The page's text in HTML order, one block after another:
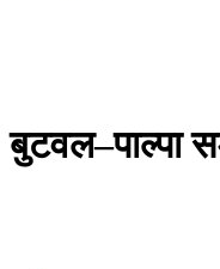
बुटवल–पाल्पा